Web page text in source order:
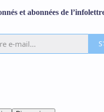
et abonnées de